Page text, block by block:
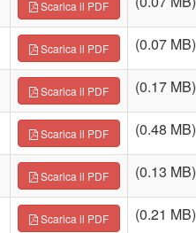
Scarica il PDF
Scarica il PDF (0.07 MB)
Scarica il PDF (0.17 MB)
Scarica il PDF (0.48 MB)
Scarica il PDF (0.13 MB)
Scarica il PDF (0.21 MB)